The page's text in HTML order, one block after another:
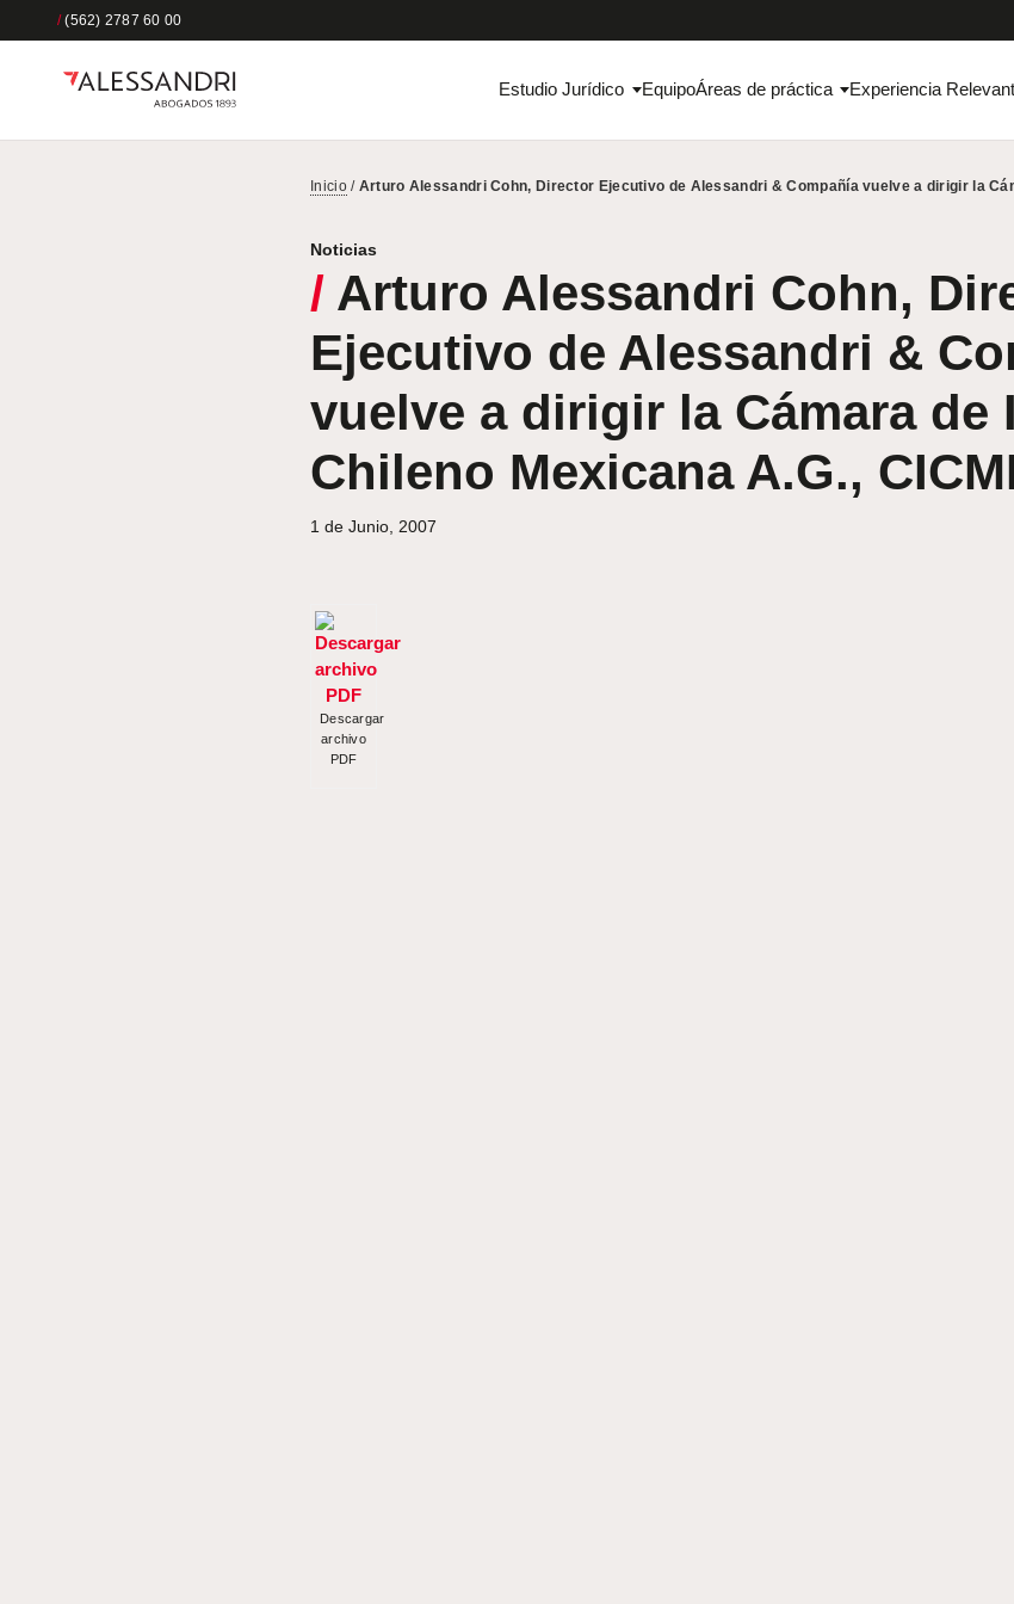
/(562) 2787 60 00
Estudio Jurídico EquipoÁreas de práctica Experiencia
Inicio/ Arturo Alessandri Cohn, Director Ejecutivo de Alessandri & Compañía vuelve a dirigir la
Noticias
/ Arturo Alessandri Cohn,
Ejecutivo de Alessandri &
vuelve a dirigir la Cámara de
Chileno Mexicana A.G.,
1 de Junio, 2007
Descargar
archivo
PDF